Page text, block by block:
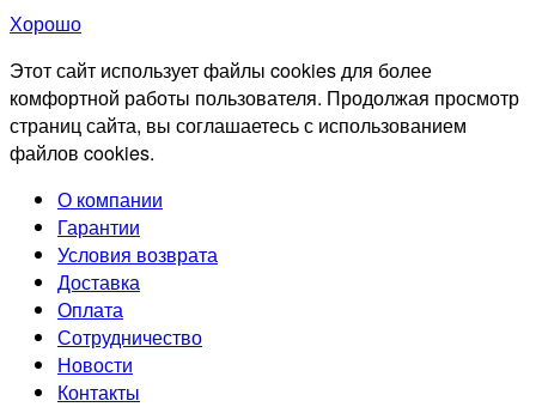
Хорошо
Этот сайт использует файлы cookies для более
комфортной работы пользователя. Продолжая просмотр
страниц сайта, вы соглашаетесь с использованием
файлов cookies.
О компании
Гарантии
Условия возврата
Доставка
Оплата
Сотрудничество
Новости
Контакты